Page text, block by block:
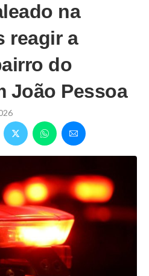
na
reagir a
do
João Pessoa